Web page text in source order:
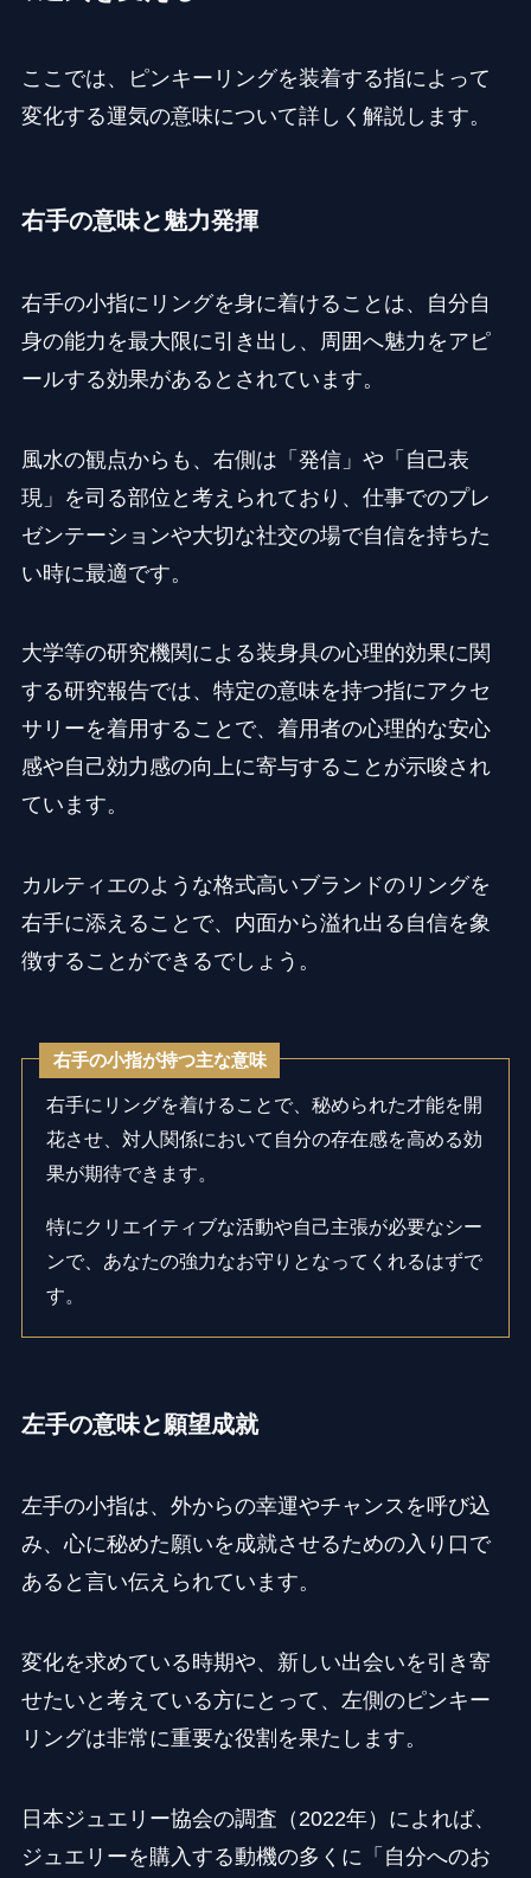
ここでは、ピンキーリングを装着する指によって
変化する運気の意味について詳しく解説します。
右手の意味と魅力発揮
右手の小指にリングを身に着けることは、自分自
身の能力を最大限に引き出し、周囲へ魅力をアピ
ールする効果があるとされています。
風水の観点からも、右側は「発信」や「自己表
現」を司る部位と考えられており、仕事でのプレ
ゼンテーションや大切な社交の場で自信を持ちた
い時に最適です。
大学等の研究機関による装身具の心理的効果に関
する研究報告では、特定の意味を持つ指にアクセ
サリーを着用することで、着用者の心理的な安心
感や自己効力感の向上に寄与することが示唆され
ています。
カルティエのような格式高いブランドのリングを
右手に添えることで、内面から溢れ出る自信を象
徴することができるでしょう。
右手の小指が持つ主な意味
右手にリングを着けることで、秘められた才能を開
花させ、対人関係において自分の存在感を高める効
果が期待できます。
特にクリエイティブな活動や自己主張が必要なシー
ンで、あなたの強力なお守りとなってくれるはずで
す。
左手の意味と願望成就
左手の小指は、外からの幸運やチャンスを呼び込
み、心に秘めた願いを成就させるための入り口で
あると言い伝えられています。
変化を求めている時期や、新しい出会いを引き寄
せたいと考えている方にとって、左側のピンキー
リングは非常に重要な役割を果たします。
日本ジュエリー協会の調査（2022年）によれば、
ジュエリーを購入する動機の多くに「自分へのお